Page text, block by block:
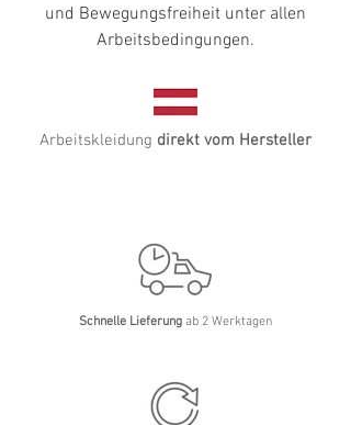
und Bewegungsfreiheit unter allen
Arbeitsbedingungen.
Arbeitskleidung direkt vom Hersteller
Schnelle Lieferung ab 2 Werktagen